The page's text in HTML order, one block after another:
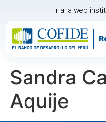
Ir a la web
Sandra
Aquije